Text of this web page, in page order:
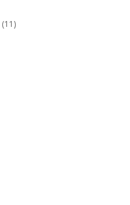
(11)